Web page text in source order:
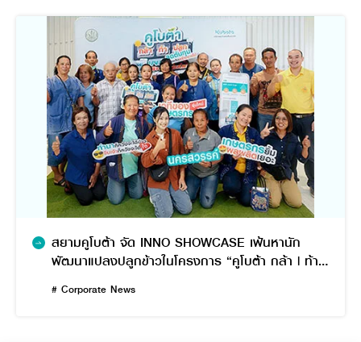
สยามคูโบต้า จัด INNO SHOWCASE เฟ้นหานัก
พัฒนาแปลงปลูกข้าวในโครงการ “คูโบต้า กล้า | ท้า |
# Corporate News